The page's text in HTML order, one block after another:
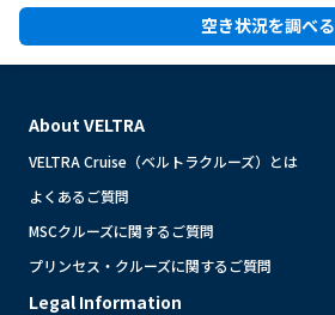
空き状況を調べる
About VELTRA
VELTRA Cruise（ベルトラクルーズ）とは
よくあるご質問
MSCクルーズに関するご質問
プリンセス・クルーズに関するご質問
Legal Information